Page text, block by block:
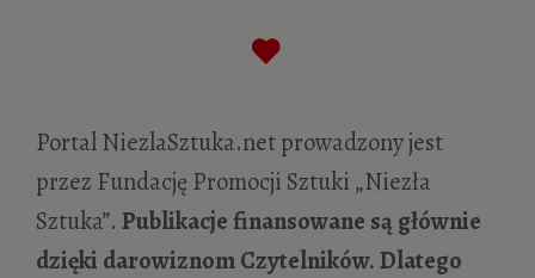
Portal NiezlaSztuka.net prowadzony jest
przez Fundację Promocji Sztuki „Niezła
Sztuka”.Publikacje finansowane są głównie
dzięki darowiznom Czytelników. Dlatego